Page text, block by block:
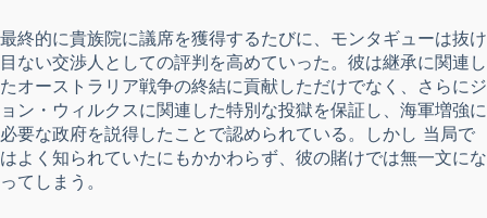
最終的に貴族院に議席を獲得するたびに、モンタギューは抜け
目ない交渉人としての評判を高めていった。彼は継承に関連し
たオーストラリア戦争の終結に貢献しただけでなく、さらにジ
ョン・ウィルクスに関連した特別な投獄を保証し、海軍増強に
必要な政府を説得したことで認められている。しかし 当局で
はよく知られていたにもかかわらず、彼の賭けでは無一文にな
ってしまう。